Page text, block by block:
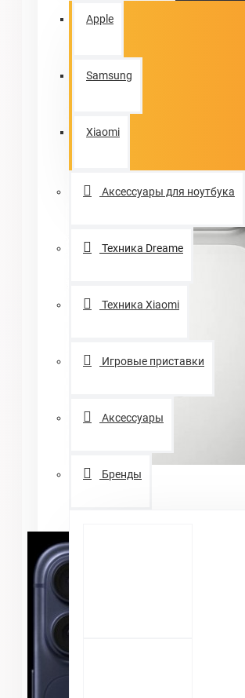
Apple
Samsung
Xiaomi
Аксессуары для ноутбука
Техника Dreame
Техника Xiaomi
Игровые приставки
Аксессуары
Бренды